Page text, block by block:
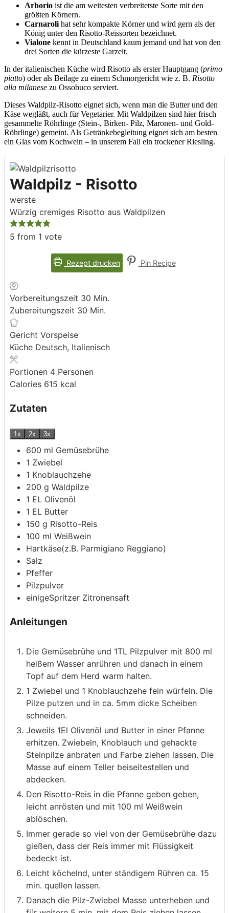
Arborio ist die am weitesten verbreitetste Sorte mit den
größten Körnern.
Carnaroli hat sehr kompakte Körner und wird gern als der
König unter den Risotto-Reissorten bezeichnet.
Vialone kennt in Deutschland kaum jemand und hat von den
drei Sorten die kürzeste Garzeit.
In der italienischen Küche wird Risotto als erster Hauptgang (primo
piatto) oder als Beilage zu einem Schmorgericht wie z. B. Risotto
alla milanese zu Ossobuco serviert.
Dieses Waldpilz-Risotto eignet sich, wenn man die Butter und den
Käse wegläßt, auch für Vegetarier. Mit Waldpilzen sind hier frisch
gesammelte Röhrlinge (Stein-, Birken- Pilz, Maronen- und Gold-
Röhrlinge) gemeint. Als Getränkebegleitung eignet sich am besten
ein Glas vom Kochwein – in unserem Fall ein trockener Riesling.
Waldpilz - Risotto
werste
Würzig cremiges Risotto aus Waldpilzen
5 from 1 vote
Rezept drucken Pin Recipe
Vorbereitungszeit 30 Minuten
Min.
Zubereitungszeit 30 Minuten
Min.
Gericht Vorspeise
Küche Deutsch, Italienisch
Portionen 4 Personen
Calories 615 kcal
Zutaten
1x 2x 3x
600 ml Gemüsebrühe
1 Zwiebel
1 Knoblauchzehe
200 g Waldpilze
1 EL Olivenöl
1 EL Butter
150 g Risotto-Reis
100 ml Weißwein
Hartkäse(z.B. Parmigiano Reggiano)
Salz
Pfeffer
Pilzpulver
einigeSpritzer Zitronensaft
Anleitungen
Die Gemüsebrühe und 1TL Pilzpulver mit 800 ml
heißem Wasser anrühren und danach in einem
Topf auf dem Herd warm halten.
1 Zwiebel und 1 Knoblauchzehe fein würfeln. Die
Pilze putzen und in ca. 5mm dicke Scheiben
schneiden.
Jeweils 1El Olivenöl und Butter in einer Pfanne
erhitzen. Zwiebeln, Knoblauch und gehackte
Steinpilze anbraten und Farbe ziehen lassen. Die
Masse auf einem Teller beiseitestellen und
abdecken.
Den Risotto-Reis in die Pfanne geben geben,
leicht anrösten und mit 100 ml Weißwein
ablöschen.
Immer gerade so viel von der Gemüsebrühe dazu
gießen, dass der Reis immer mit Flüssigkeit
bedeckt ist.
Leicht köchelnd, unter ständigem Rühren ca. 15
min. quellen lassen.
Danach die Pilz-Zwiebel Masse unterheben und